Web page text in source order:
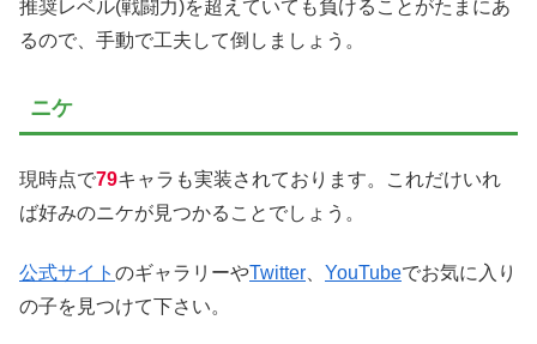
推奨レベル(戦闘力)を超えていても負けることがたまにあ
るので、手動で工夫して倒しましょう。
ニケ
現時点で79キャラも実装されております。これだけいれ
ば好みのニケが見つかることでしょう。
公式サイト のギャラリーやTwitter、 YouTubeでお気に入り
の子を見つけて下さい。